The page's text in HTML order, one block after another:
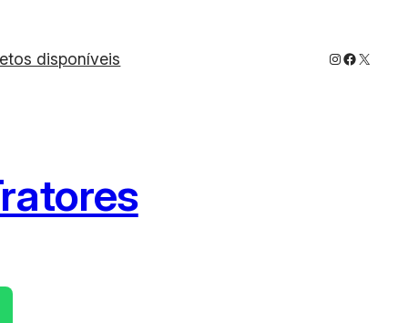
disponíveis Instagram
X